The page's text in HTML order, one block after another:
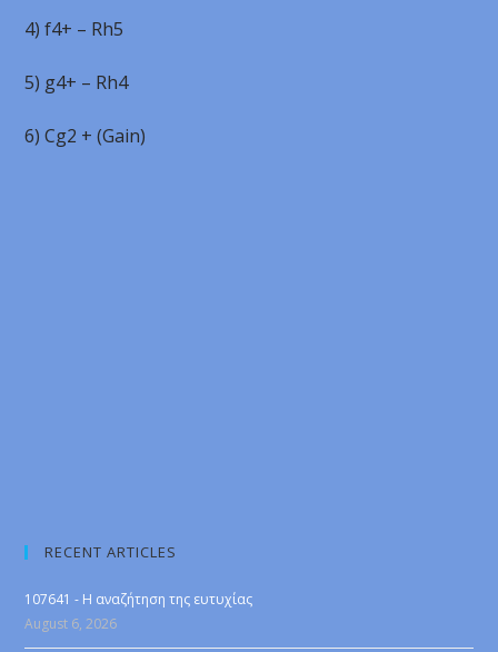
4) f4+ – Rh5
5) g4+ – Rh4
6) Cg2 + (Gain)
RECENT ARTICLES
107641 - Η αναζήτηση της ευτυχίας
August 6, 2026